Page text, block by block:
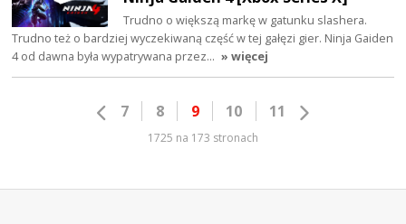
Trudno o większą markę w gatunku slashera.
Trudno też o bardziej wyczekiwaną część w tej gałęzi gier. Ninja Gaiden
4 od dawna była wypatrywana przez… » więcej
7 8 9 10 11
1725 na 173 stronach